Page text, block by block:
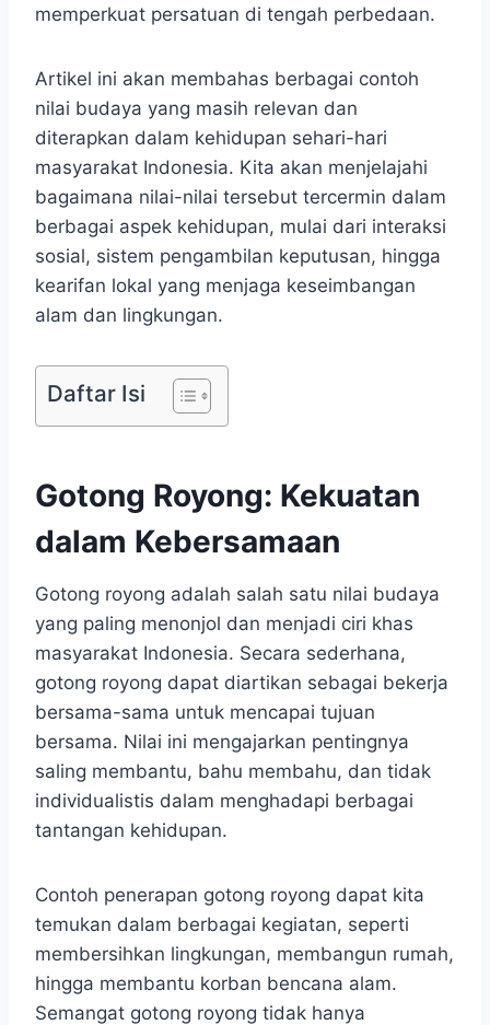
memperkuat persatuan di tengah perbedaan.
Artikel ini akan membahas berbagai contoh
nilai budaya yang masih relevan dan
diterapkan dalam kehidupan sehari-hari
masyarakat Indonesia. Kita akan menjelajahi
bagaimana nilai-nilai tersebut tercermin dalam
berbagai aspek kehidupan, mulai dari interaksi
sosial, sistem pengambilan keputusan, hingga
kearifan lokal yang menjaga keseimbangan
alam dan lingkungan.
Daftar Isi
Gotong Royong: Kekuatan
dalam Kebersamaan
Gotong royong adalah salah satu nilai budaya
yang paling menonjol dan menjadi ciri khas
masyarakat Indonesia. Secara sederhana,
gotong royong dapat diartikan sebagai bekerja
bersama-sama untuk mencapai tujuan
bersama. Nilai ini mengajarkan pentingnya
saling membantu, bahu membahu, dan tidak
individualistis dalam menghadapi berbagai
tantangan kehidupan.
Contoh penerapan gotong royong dapat kita
temukan dalam berbagai kegiatan, seperti
membersihkan lingkungan, membangun rumah,
hingga membantu korban bencana alam.
Semangat gotong royong tidak hanya